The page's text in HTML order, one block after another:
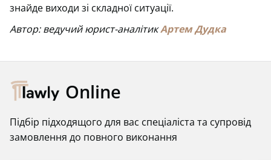
знайде виходи зі складної ситуації.
Автор: ведучий юрист-аналітикАртем Дудка
Online
Підбір підходящого для вас спеціаліста та супровід
замовлення до повного виконання